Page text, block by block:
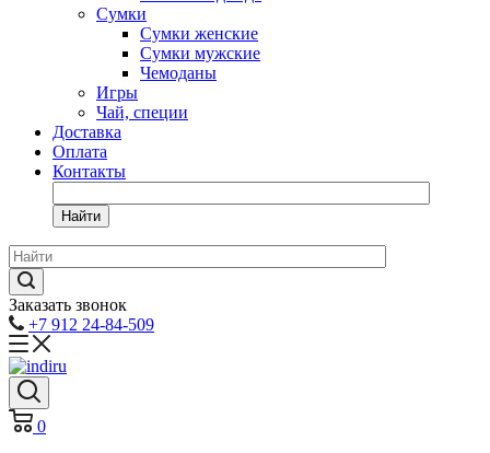
Сумки
Сумки женские
Сумки мужские
Чемоданы
Игры
Чай, специи
Доставка
Оплата
Контакты
Найти
Заказать звонок
+7 912 24-84-509
0